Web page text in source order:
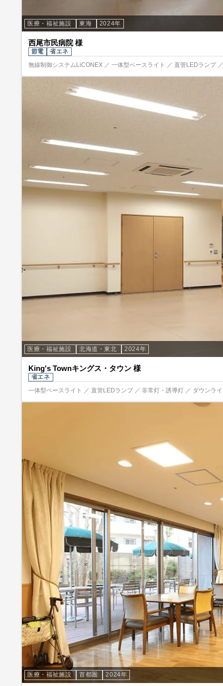
医療・福祉施設 東海 2024年
西尾市民病院 様
節電
省エネ
無線制御システムLiCONEX ／ 一体型ベースライト ／ 直管LEDランプ
医療・福祉施設 北海道・東北 2024年
King's Townキングス・タウン 様
省エネ
一体型ベースライト ／ 直管LEDランプ ／ 非常灯・誘導灯 ／ ダウンラ
医療・福祉施設 首都圏 2024年